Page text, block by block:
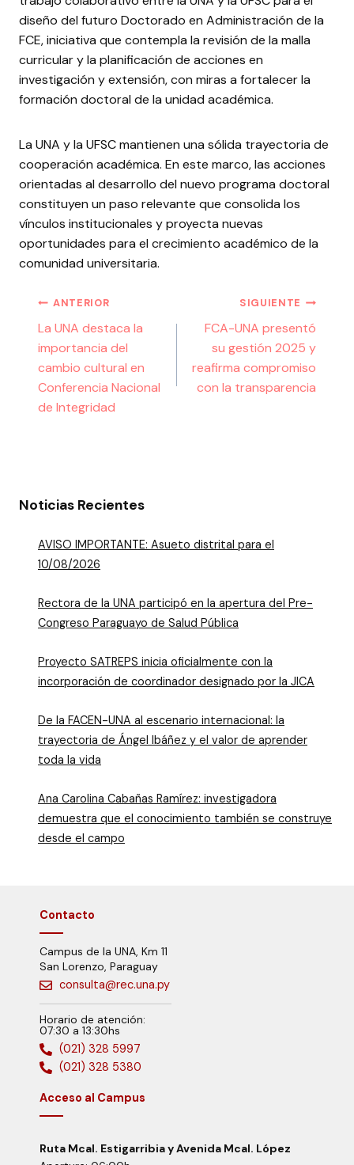
diseño del futuro Doctorado en Administración de la
FCE, iniciativa que contempla la revisión de la malla
curricular y la planificación de acciones en
investigación y extensión, con miras a fortalecer la
formación doctoral de la unidad académica.
La UNA y la UFSC mantienen una sólida trayectoria de
cooperación académica. En este marco, las acciones
orientadas al desarrollo del nuevo programa doctoral
constituyen un paso relevante que consolida los
vínculos institucionales y proyecta nuevas
oportunidades para el crecimiento académico de la
comunidad universitaria.
ANTERIOR
La UNA destaca la
importancia del
cambio cultural en
Conferencia Nacional
de Integridad
SIGUIENTE
FCA-UNA presentó
su gestión 2025 y
reafirma compromiso
con la transparencia
Noticias Recientes
AVISO IMPORTANTE: Asueto distrital para el
10/08/2026
Rectora de la UNA participó en la apertura del Pre-
Congreso Paraguayo de Salud Pública
Proyecto SATREPS inicia oficialmente con la
incorporación de coordinador designado por la JICA
De la FACEN-UNA al escenario internacional: la
trayectoria de Ángel Ibáñez y el valor de aprender
toda la vida
Ana Carolina Cabañas Ramírez: investigadora
demuestra que el conocimiento también se construye
desde el campo
Contacto
Campus de la UNA, Km 11
San Lorenzo, Paraguay
consulta@rec.una.py
Horario de atención:
07:30 a 13:30hs
(021) 328 5997
(021) 328 5380
Acceso al Campus
Ruta Mcal. Estigarribia y Avenida Mcal. López